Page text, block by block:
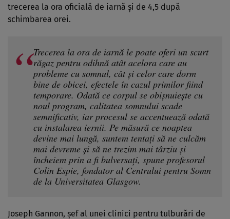
trecerea la ora oficială de iarnă şi de 4,5 după
schimbarea orei.
Trecerea la ora de iarnă le poate oferi un scurt
răgaz pentru odihnă atât acelora care au
probleme cu somnul, cât şi celor care dorm
bine de obicei, efectele în cazul primilor fiind
temporare. Odată ce corpul se obişnuieşte cu
noul program, calitatea somnului scade
semnificativ, iar procesul se accentuează odată
cu instalarea iernii. Pe măsură ce noaptea
devine mai lungă, suntem tentaţi să ne culcăm
mai devreme şi să ne trezim mai târziu şi
încheiem prin a fi bulversaţi, spune profesorul
Colin Espie, fondator al Centrului pentru Somn
de la Universitatea Glasgow.
Joseph Gannon, șef al unei clinici pentru tulburări de